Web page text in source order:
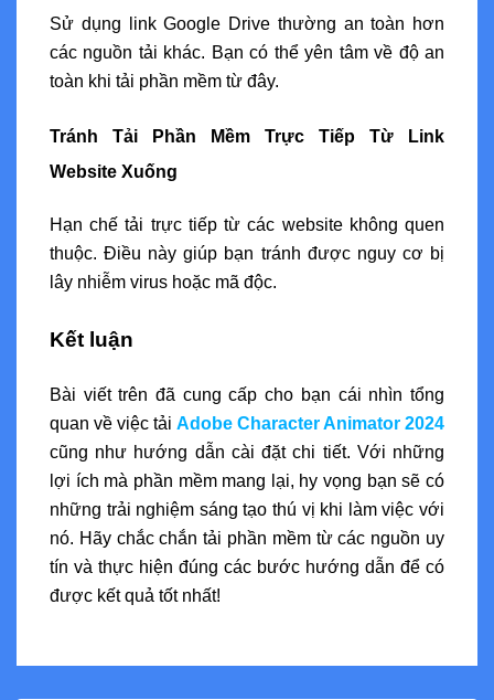
Sử dụng link Google Drive thường an toàn hơn
các nguồn tải khác. Bạn có thể yên tâm về độ an
toàn khi tải phần mềm từ đây.
Tránh Tải Phần Mềm Trực Tiếp Từ Link
Website Xuống
Hạn chế tải trực tiếp từ các website không quen
thuộc. Điều này giúp bạn tránh được nguy cơ bị
lây nhiễm virus hoặc mã độc.
Kết luận
Bài viết trên đã cung cấp cho bạn cái nhìn tổng
quan về việc tải Adobe Character Animator 2024
cũng như hướng dẫn cài đặt chi tiết. Với những
lợi ích mà phần mềm mang lại, hy vọng bạn sẽ có
những trải nghiệm sáng tạo thú vị khi làm việc với
nó. Hãy chắc chắn tải phần mềm từ các nguồn uy
tín và thực hiện đúng các bước hướng dẫn để có
được kết quả tốt nhất!